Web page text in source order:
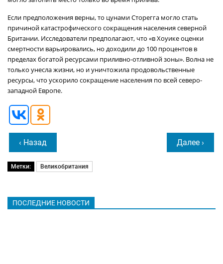
Если предположения верны, то цунами Сторегга могло стать
причиной катастрофического сокращения населения северной
Британии. Исследователи предполагают, что «в Хоуике оценки
смертности варьировались, но доходили до 100 процентов в
пределах богатой ресурсами приливно-отливной зоны». Волна не
только унесла жизни, но и уничтожила продовольственные
ресурсы, что ускорило сокращение населения по всей северо-
западной Европе.
‹ Назад Далее ›
Метки: Великобритания
ПОСЛЕДНИЕ НОВОСТИ